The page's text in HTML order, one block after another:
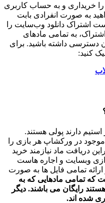
خریداری و به حساب کاربری
به صورت انفرادی بابت
اشتراک دانلود وب‌سایت را
به تمامی مادهای
داشته باشید. برای
کنید:
استیم دارند پولی هستند.
در ورکشاپ هر بازی را
دریافت ماد نیازمند خرید
وبسایت و اجاره هاست
ارائه تمامی فایل ها به صورت
که تمامی مادهایی که به
رایگان می باشند. دیگر
شده اند.